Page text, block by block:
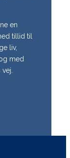
en
tillid til
liv,
med